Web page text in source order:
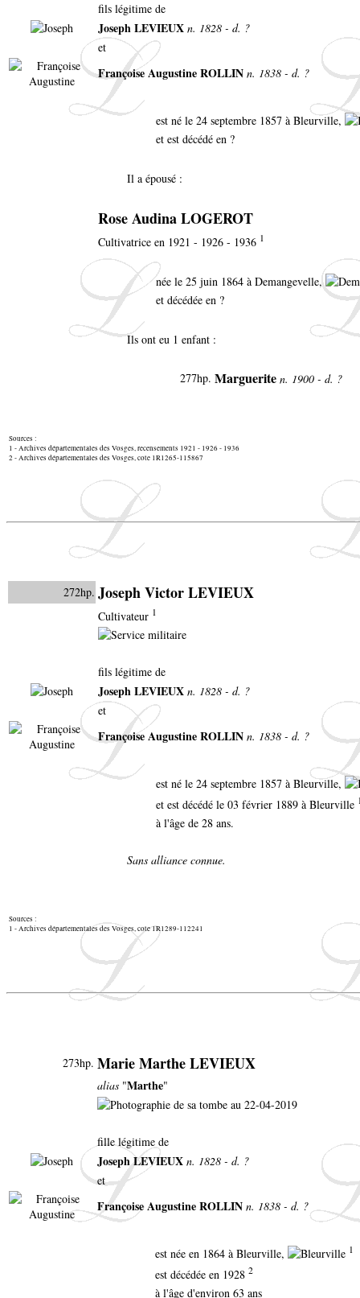
fils légitime de
Joseph LEVIEUX n. 1828 - d. ?
et
Françoise Augustine ROLLIN n. 1838 - d. ?
est né le 24 septembre 1857 à Bleurville,
et est décédé en ?
Il a épousé :
Rose Audina LOGEROT
Cultivatrice en 1921 - 1926 - 1936 1
née le 25 juin 1864 à Demangevelle,
et décédée en ?
Ils ont eu 1 enfant :
277hp. Marguerite n. 1900 - d. ?
Sources :
1 - Archives départementales des Vosges, recensements 1921 - 1926 - 1936
2 - Archives départementales des Vosges, cote 1R1265-115867
272hp. Joseph Victor LEVIEUX
Cultivateur 1
fils légitime de
Joseph LEVIEUX n. 1828 - d. ?
et
Françoise Augustine ROLLIN n. 1838 - d. ?
est né le 24 septembre 1857 à Bleurville,
et est décédé le 03 février 1889 à Bleurville
à l'âge de 28 ans.
Sans alliance connue.
Sources :
1 - Archives départementales des Vosges, cote 1R1289-112241
273hp. Marie Marthe LEVIEUX
alias "Marthe"
fille légitime de
Joseph LEVIEUX n. 1828 - d. ?
et
Françoise Augustine ROLLIN n. 1838 - d. ?
est née en 1864 à Bleurville, 1
est décédée en 1928 2
à l'âge d'environ 63 ans